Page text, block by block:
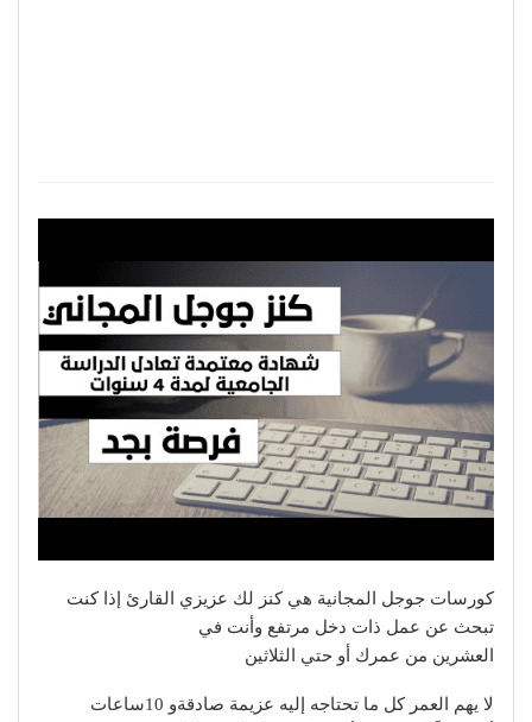
كورسات جوجل المجانية هي كنز لك عزيزي القارئ إذا كنت
تبحث عن عمل ذات دخل مرتفع وأنت في
العشرين من عمرك أو حتي الثلاثين
لا يهم العمر كل ما تحتاجه إليه عزيمة صادقةو 10ساعات